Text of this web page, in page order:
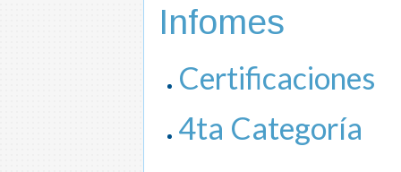
Infomes
Certificaciones
4ta Categoría